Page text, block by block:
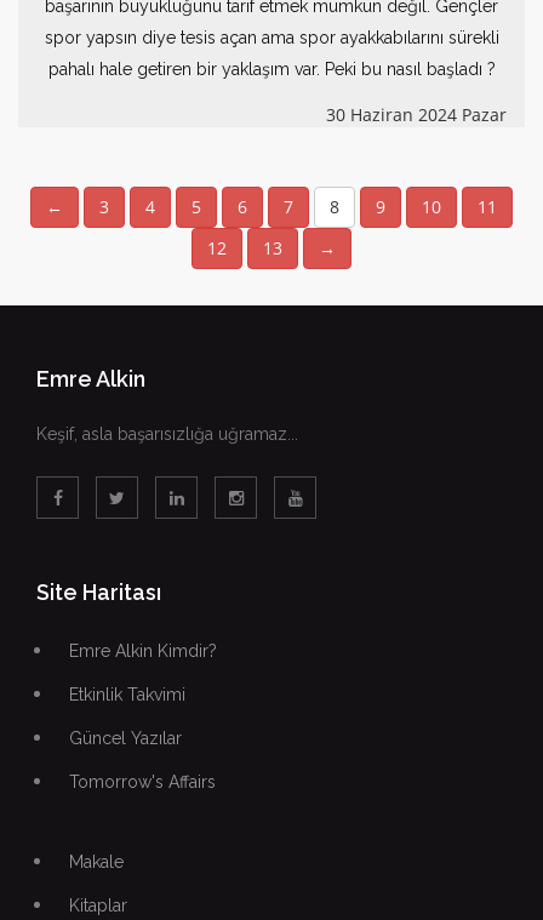
başarının büyüklüğünü tarif etmek mümkün değil. Gençler
spor yapsın diye tesis açan ama spor ayakkabılarını sürekli
pahalı hale getiren bir yaklaşım var. Peki bu nasıl başladı ?
30 Haziran 2024 Pazar
← 3 4 5 6 7 8 9 10
11
12
13 →
Emre Alkin
Keşif, asla başarısızlığa uğramaz...
Site Haritası
Emre Alkin Kimdir?
Etkinlik Takvimi
Güncel Yazılar
Tomorrow's Affairs
Makale
Kitaplar